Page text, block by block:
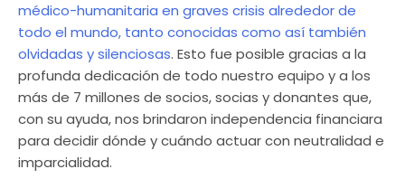
médico-humanitaria en graves crisis alrededor de
todo el mundo, tanto conocidas como así también
olvidadas y silenciosas. Esto fue posible gracias a la
profunda dedicación de todo nuestro equipo y a los
más de 7 millones de socios, socias y donantes que,
con su ayuda, nos brindaron independencia financiara
para decidir dónde y cuándo actuar con neutralidad e
imparcialidad.